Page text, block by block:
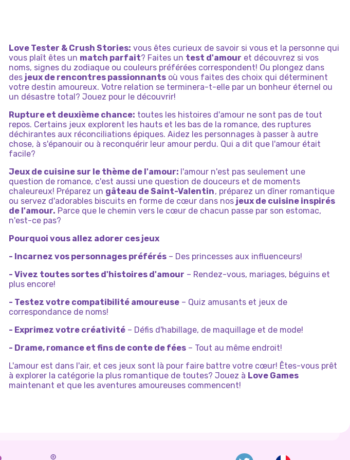
Love Tester & Crush Stories: vous êtes curieux de savoir si vous et la personne qui
vous plaît êtes un match parfait? Faites un test d'amour et découvrez si vos
noms, signes du zodiaque ou couleurs préférées correspondent! Ou plongez dans
des jeux de rencontres passionnants où vous faites des choix qui déterminent
votre destin amoureux. Votre relation se terminera-t-elle par un bonheur éternel ou
un désastre total? Jouez pour le découvrir!
Rupture et deuxième chance: toutes les histoires d'amour ne sont pas de tout
repos. Certains jeux explorent les hauts et les bas de la romance, des ruptures
déchirantes aux réconciliations épiques. Aidez les personnages à passer à autre
chose, à s'épanouir ou à reconquérir leur amour perdu. Qui a dit que l'amour était
facile?
Jeux de cuisine sur le thème de l'amour: l'amour n'est pas seulement une
question de romance, c'est aussi une question de douceurs et de moments
chaleureux! Préparez un gâteau de Saint-Valentin, préparez un dîner romantique
ou servez d'adorables biscuits en forme de cœur dans nos jeux de cuisine inspirés
de l'amour. Parce que le chemin vers le cœur de chacun passe par son estomac,
n'est-ce pas?
Pourquoi vous allez adorer ces jeux
- Incarnez vos personnages préférés – Des princesses aux influenceurs!
- Vivez toutes sortes d'histoires d'amour – Rendez-vous, mariages, béguins et
plus encore!
- Testez votre compatibilité amoureuse – Quiz amusants et jeux de
correspondance de noms!
- Exprimez votre créativité – Défis d'habillage, de maquillage et de mode!
- Drame, romance et fins de conte de fées – Tout au même endroit!
L'amour est dans l'air, et ces jeux sont là pour faire battre votre cœur! Êtes-vous prêt
à explorer la catégorie la plus romantique de toutes? Jouez à Love Games
maintenant et que les aventures amoureuses commencent!